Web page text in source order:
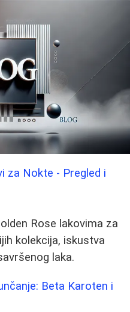
za Nokte - Pregled i
Rose lakovima za
kolekcija, iskustva
laka.
Beta Karoten i